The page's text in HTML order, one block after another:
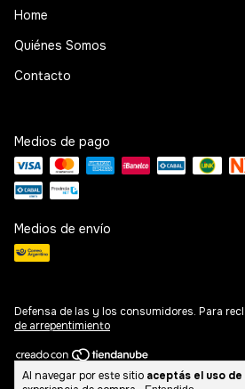
Al navegar por este sitio aceptás el uso
Home
Quiénes Somos
Contacto
Medios de pago
Medios de envío
Defensa de las y los consumidores. Para
de arrepentimiento
Copyright Basicare Argentina - 2026. Todos